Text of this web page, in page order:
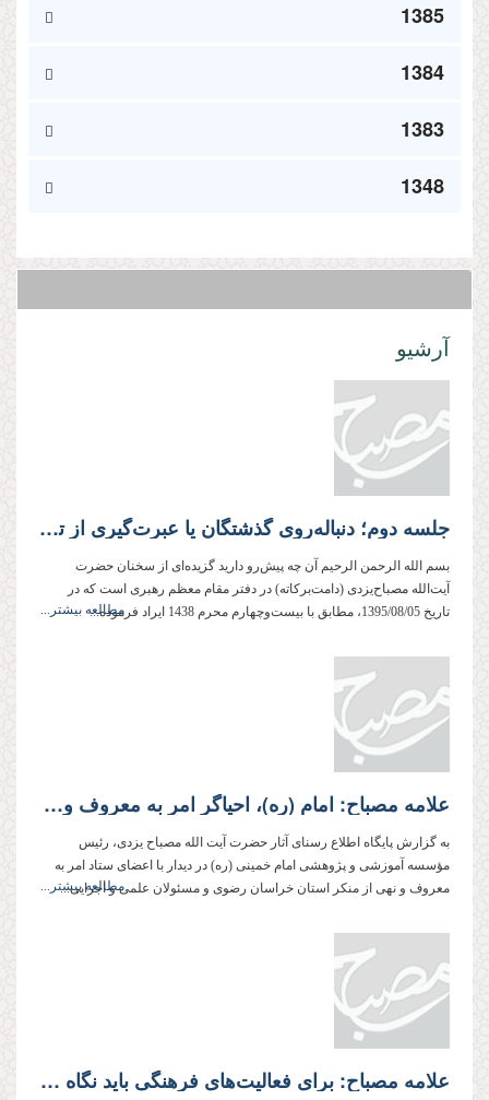
1385
1384
1383
1348
آرشیو
جلسه دوم؛ دنباله‌روی گذشتگان یا عبرت‌گیری از تاریخ؟
بسم الله الرحمن الرحیم آن چه پیش‌رو دارید گزیده‌ای از سخنان حضرت
آیت‌الله مصباح‌یزدی (دامت‌بركاته) در دفتر مقام معظم رهبری است كه در
تاریخ 1395/08/05، مطابق با بیست‌وچهارم محرم‌ 1438 ایراد فرموده‌...
مطالعه بیشتر...
علامه مصباح: امام (ره)، احیاگر امر به معروف و نهی از منکر در عصر حاضر است
به گزارش پایگاه اطلاع رسنای آثار حضرت آیت الله مصباح یزدی، رئیس
مؤسسه آموزشی و پژوهشی امام خمینی (ره) در دیدار با اعضای ستاد امر به
معروف و نهی از منکر استان خراسان رضوی و مسئولان علمی و اجرایی...
مطالعه بیشتر...
علامه مصباح: برای فعالیت‌های فرهنگی باید نگاه کلان و برنامه‌ درازمدت داشته باشیم